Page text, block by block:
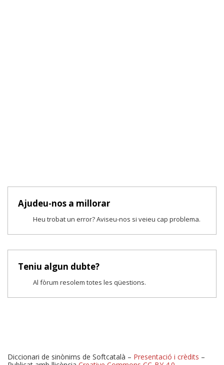
Ajudeu-nos a millorar
Heu trobat un error? Aviseu-nos si veieu cap problema.
Teniu algun dubte?
Al fòrum resolem totes les qüestions.
Diccionari de sinònims de Softcatalà – Presentació i crèdits –